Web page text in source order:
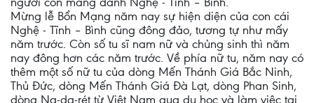
Mừng lễ Bổn Mạng năm nay sự hiện diện của con cái
Nghệ - Tĩnh – Bình cũng đông đảo, tương tự như mấy
năm trước. Còn số tu sĩ nam nữ và chủng sinh thì năm
nay đông hơn các năm trước. Về phía nữ tu, năm nay có
thêm một số nữ tu của dòng Mến Thánh Giá Bắc Ninh,
Thủ Đức, dòng Mến Thánh Giá Đà Lạt, dòng Phan Sinh,
dòng Na-da-rét từ Việt Nam qua du học và làm việc tại